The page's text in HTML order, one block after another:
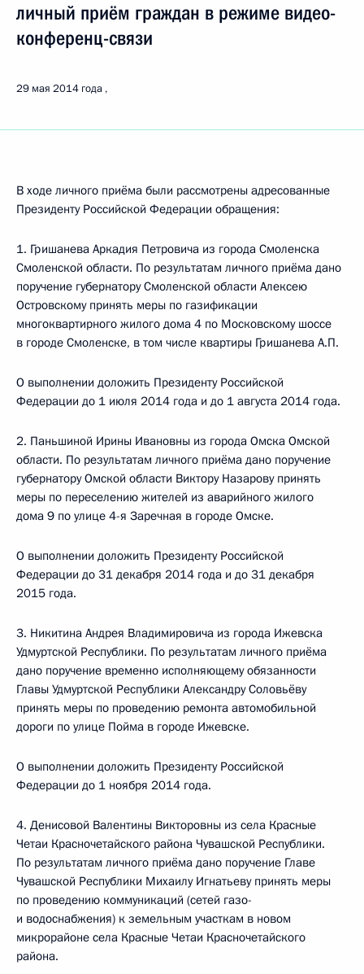
личный приём граждан в режиме видео-
конференц-связи
29 мая 2014 года
В ходе личного приёма были рассмотрены адресованные
Президенту Российской Федерации обращения:
1. Гришанева Аркадия Петровича из города Смоленска
Смоленской области. По результатам личного приёма дано
поручение губернатору Смоленской области Алексею
Островскому принять меры по газификации
многоквартирного жилого дома 4 по Московскому шоссе
в городе Смоленске, в том числе квартиры Гришанева А.П.
О выполнении доложить Президенту Российской
Федерации до 1 июля 2014 года и до 1 августа 2014 года.
2. Паньшиной Ирины Ивановны из города Омска Омской
области. По результатам личного приёма дано поручение
губернатору Омской области Виктору Назарову принять
меры по переселению жителей из аварийного жилого
дома 9 по улице 4-я Заречная в городе Омске.
О выполнении доложить Президенту Российской
Федерации до 31 декабря 2014 года и до 31 декабря
2015 года.
3. Никитина Андрея Владимировича из города Ижевска
Удмуртской Республики. По результатам личного приёма
дано поручение временно исполняющему обязанности
Главы Удмуртской Республики Александру Соловьёву
принять меры по проведению ремонта автомобильной
дороги по улице Пойма в городе Ижевске.
О выполнении доложить Президенту Российской
Федерации до 1 ноября 2014 года.
4. Денисовой Валентины Викторовны из села Красные
Четаи Красночетайского района Чувашской Республики.
По результатам личного приёма дано поручение Главе
Чувашской Республики Михаилу Игнатьеву принять меры
по проведению коммуникаций (сетей газо-
и водоснабжения) к земельным участкам в новом
микрорайоне села Красные Четаи Красночетайского
района.